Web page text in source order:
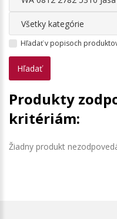
Hľadať v popisoch
Produkty
kritériám:
Žiadny produkt